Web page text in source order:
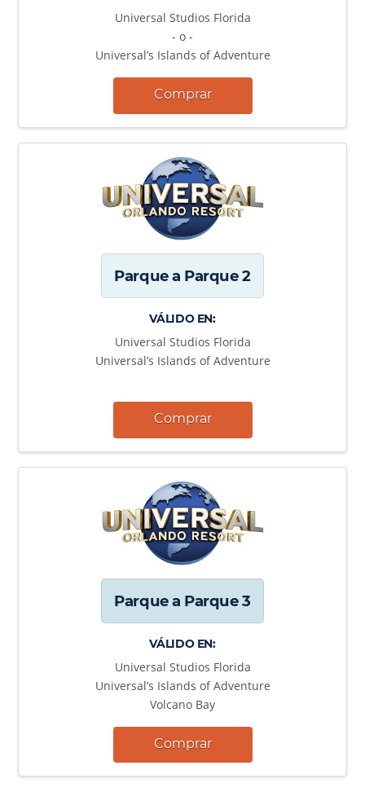
Universal Studios Florida
- o -
Universal’s Islands of Adventure
Comprar
Parque a Parque 2
VÁLIDO EN:
Universal Studios Florida
Universal’s Islands of Adventure
Comprar
Parque a Parque 3
VÁLIDO EN:
Universal Studios Florida
Universal’s Islands of Adventure
Volcano Bay
Comprar